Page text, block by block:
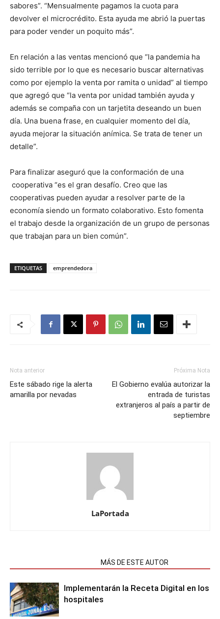
sabores”. “Mensualmente pagamos la cuota para
devolver el microcrédito. Esta ayuda me abrió la puertas
para poder vender un poquito más”.
En relación a las ventas mencionó que “la pandemia ha
sido terrible por lo que es necesario buscar alternativas
como por ejemplo la venta por ramita o unidad” al tiempo
que agregó que “la venta por unidad también ayuda y
además se compaña con un tarjetita deseando un buen
día. Una buena frase, en cualquier momento del día,
ayuda mejorar la situación anímica. Se trata de tener un
detalle”.
Para finalizar aseguró que la conformación de una
cooperativa “es el gran desafío. Creo que las
cooperativas pueden ayudar a resolver parte de la
economía siendo un formato colaborativo. Esto fomenta
el trabajo desde la organización de un grupo de personas
que trabajan para un bien común”.
ETIQUETAS emprendedora
Nota anterior
Este sábado rige la alerta
amarilla por nevadas
Próxima Nota
El Gobierno evalúa autorizar la
entrada de turistas
extranjeros al país a partir de
septiembre
LaPortada
MÁS DE ESTE AUTOR
Implementarán la Receta Digital en los
hospitales